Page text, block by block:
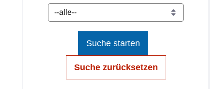
Suche starten
Suche zurücksetzen